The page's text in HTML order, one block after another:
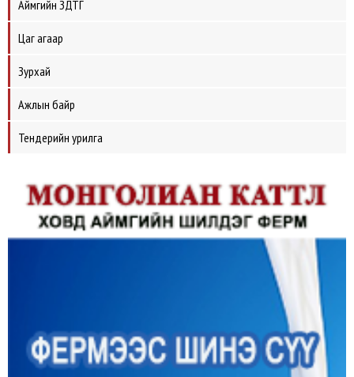
Аймгийн ЗДТГ
Цаг агаар
Зурхай
Ажлын байр
Тендерийн урилга